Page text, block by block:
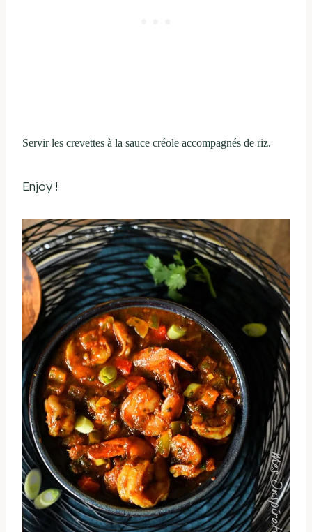
Servir les crevettes à la sauce créole accompagnés de riz.
Enjoy !